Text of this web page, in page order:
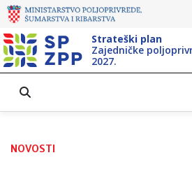
Strateški plan
Zajedničke
2027.
NOVOSTI